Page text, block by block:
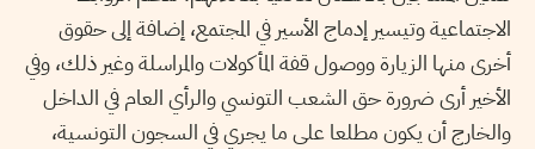
الاجتماعية وتيسير إدماج الأسير في المجتمع، إضافة إلى حقوق
أخرى منها الزيارة ووصول قفة المأكولات والمراسلة وغير ذلك، وفي
الأخير أرى ضرورة حق الشعب التونسي والرأي العام في الداخل
والخارج أن يكون مطلعا على ما يجري في السجون التونسية،